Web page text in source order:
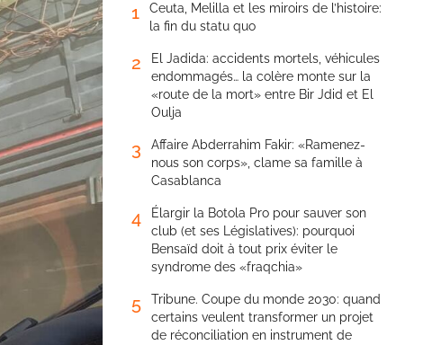
1
Ceuta, Melilla et les miroirs de l’histoire:
la fin du statu quo
2
El Jadida: accidents mortels, véhicules
endommagés… la colère monte sur la
«route de la mort» entre Bir Jdid et El
Oulja
3
Affaire Abderrahim Fakir: «Ramenez-
nous son corps», clame sa famille à
Casablanca
4
Élargir la Botola Pro pour sauver son
club (et ses Législatives): pourquoi
Bensaïd doit à tout prix éviter le
syndrome des «fraqchia»
5
Tribune. Coupe du monde 2030: quand
certains veulent transformer un projet
de réconciliation en instrument de